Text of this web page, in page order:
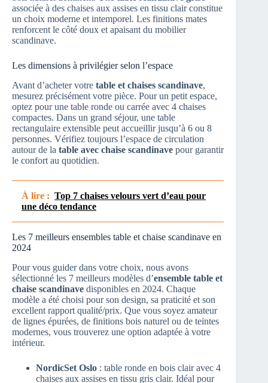
associée à des chaises aux assises en tissu clair constitue
un choix moderne et intemporel. Les finitions mates
renforcent le côté doux et apaisant du mobilier
scandinave.
Les dimensions à privilégier selon l’espace
Avant d’acheter votre table et chaises scandinave,
mesurez précisément votre pièce. Pour un petit espace,
optez pour une table ronde ou carrée avec 4 chaises
compactes. Dans un grand séjour, une table
rectangulaire extensible peut accueillir jusqu’à 6 ou 8
personnes. Vérifiez toujours l’espace de circulation
autour de la table avec chaise scandinave pour garantir
le confort au quotidien.
À lire : Top 7 chaises velours vert d’eau pour
une déco tendance
Les 7 meilleurs ensembles table et chaise scandinave en
2024
Pour vous guider dans votre choix, nous avons
sélectionné les 7 meilleurs modèles d’ensemble table et
chaise scandinave disponibles en 2024. Chaque
modèle a été choisi pour son design, sa praticité et son
excellent rapport qualité/prix. Que vous soyez amateur
de lignes épurées, de finitions bois naturel ou de teintes
modernes, vous trouverez une option adaptée à votre
intérieur.
NordicSet Oslo : table ronde en bois clair avec 4
chaises aux assises en tissu gris clair. Idéal pour